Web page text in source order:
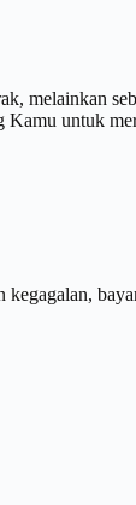
melainkan
Kamu untuk